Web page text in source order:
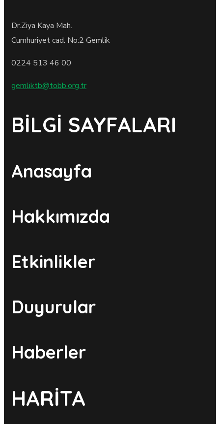
Dr.Ziya Kaya Mah.
Cumhuriyet cad. No:2 Gemlik
0224 513 46 00
gemliktb@tobb.org.tr
BİLGİ SAYFALARI
Anasayfa
Hakkımızda
Etkinlikler
Duyurular
Haberler
HARİTA